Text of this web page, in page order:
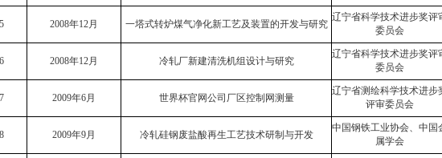
2008年12月 一塔式转炉煤气净化新工艺及装置的开发与研究
辽宁省科学技术进步奖评
委员会
2008年12月 冷轧厂新建清洗机组设计与研究
辽宁省科学技术进步奖评
委员会
2009年6月 世界杯官网公司厂区控制网测量
辽宁省测绘科学技术进步
评审委员会
2009年9月 冷轧硅钢废盐酸再生工艺技术研制与开发
中国钢铁工业协会、中国
属学会